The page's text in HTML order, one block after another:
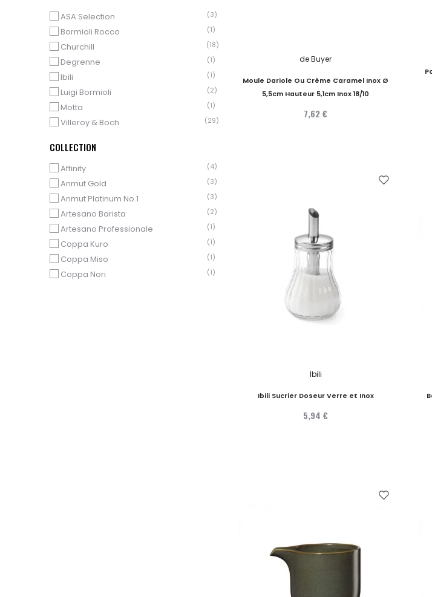
ASA Selection (3)
Bormioli Rocco (1)
Churchill (18)
Degrenne (1)
Ibili (1)
Luigi Bormioli (2)
Motta (1)
Villeroy & Boch (29)
COLLECTION
Affinity (4)
Anmut Gold (3)
Anmut Platinum No.1 (3)
Artesano Barista (2)
Artesano Professionale (1)
Coppa Kuro (1)
Coppa Miso (1)
Coppa Nori (1)
de Buyer
Moule Dariole Ou Crème Caramel Inox Ø
5,5cm Hauteur 5,1cm Inox 18/10
7,62 €
Ibili
Ibili Sucrier Doseur Verre et Inox
5,94 €